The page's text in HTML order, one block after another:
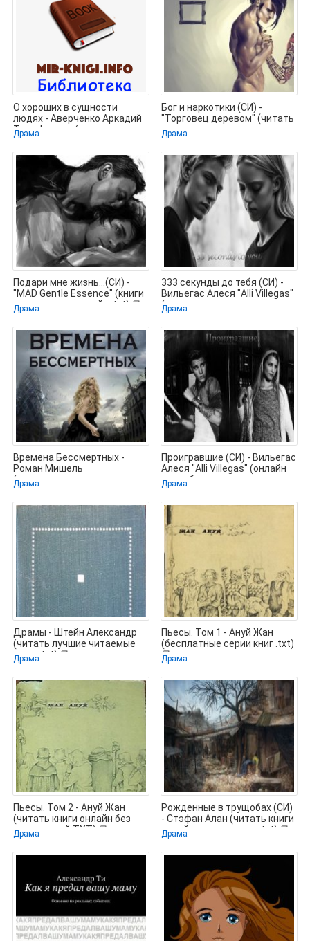
О хороших в сущности
людях - Аверченко Аркадий
Тимофеевич (книга жизни
.txt) 📗
Драма
Бог и наркотики (СИ) -
"Торговец деревом" (читать
лучшие читаемые книги
.TXT) 📗
Драма
Подари мне жизнь...(СИ) -
"MAD Gentle Essence" (книги
регистрация онлайн .txt) 📗
Драма
333 секунды до тебя (СИ) -
Вильегас Алеся "Alli Villegas"
(читать лучшие
Драма
Времена Бессмертных -
Роман Мишель
(электронные книги
бесплатно .txt) 📗
Драма
Проигравшие (СИ) - Вильегас
Алеся "Alli Villegas" (онлайн
книги бесплатно
Драма
Драмы - Штейн Александр
(читать лучшие читаемые
книги txt) 📗
Драма
Пьесы. Том 1 - Ануй Жан
(бесплатные серии книг .txt)
📗
Драма
Пьесы. Том 2 - Ануй Жан
(читать книги онлайн без
сокращений TXT) 📗
Драма
Рожденные в трущобах (СИ)
- Стэфан Алан (читать книги
онлайн регистрации .txt) 📗
Драма